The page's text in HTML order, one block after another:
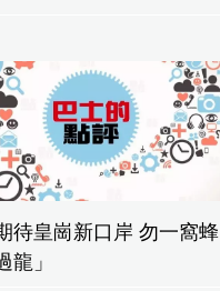
待皇崗新口岸 勿一窩蜂
龍」